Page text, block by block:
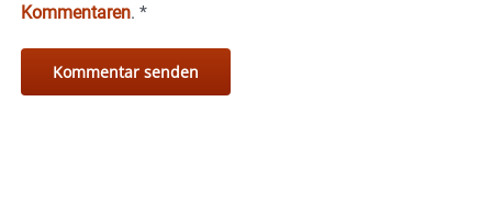
Kommentaren. *